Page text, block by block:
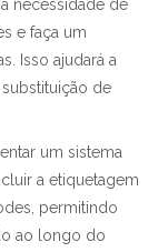
necessidade de
e faça um
Isso ajudará a
de
um sistema
a etiquetagem
permitindo
ao longo do